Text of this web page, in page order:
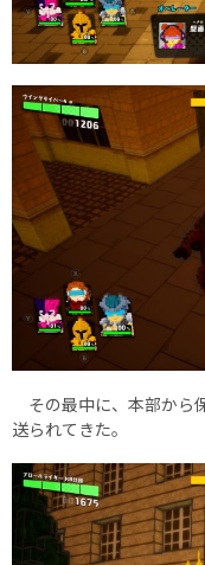
その最中に、本部から
送られてきた。